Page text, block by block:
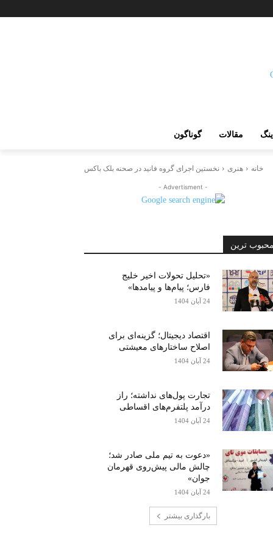
مقالات گوناگون
خانه هنری نخستین اجرای گروه فانید در صحنه بلک باکس
- Advertisment -
محبوب ترین
«تحلیل تحولات اخیر خلیج
فارس؛ پیام‌ها و پیامدها»
24 آبان 1404
اقتصاد دیجیتال؛ گزینه‌ای برای
اصلاح ساختارهای معیشتی
24 آبان 1404
تجارت پول‌های نداشته؛ راز
درآمد پلتفرم‌های اقساطی
24 آبان 1404
«دعوت به تیم ملی صادر شد؛
چالش مالی پیش‌روی قهرمان
جوان»
24 آبان 1404
بارگذاری بیشتر